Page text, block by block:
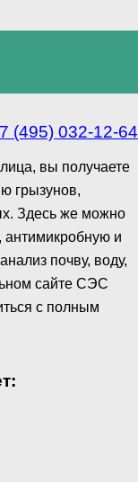
(495) 032-12-64
вы получаете
грызунов,
Здесь же можно
антимикробную и
почву, воду,
сайте СЭС
с полным